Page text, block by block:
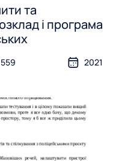
та
і програма
2021